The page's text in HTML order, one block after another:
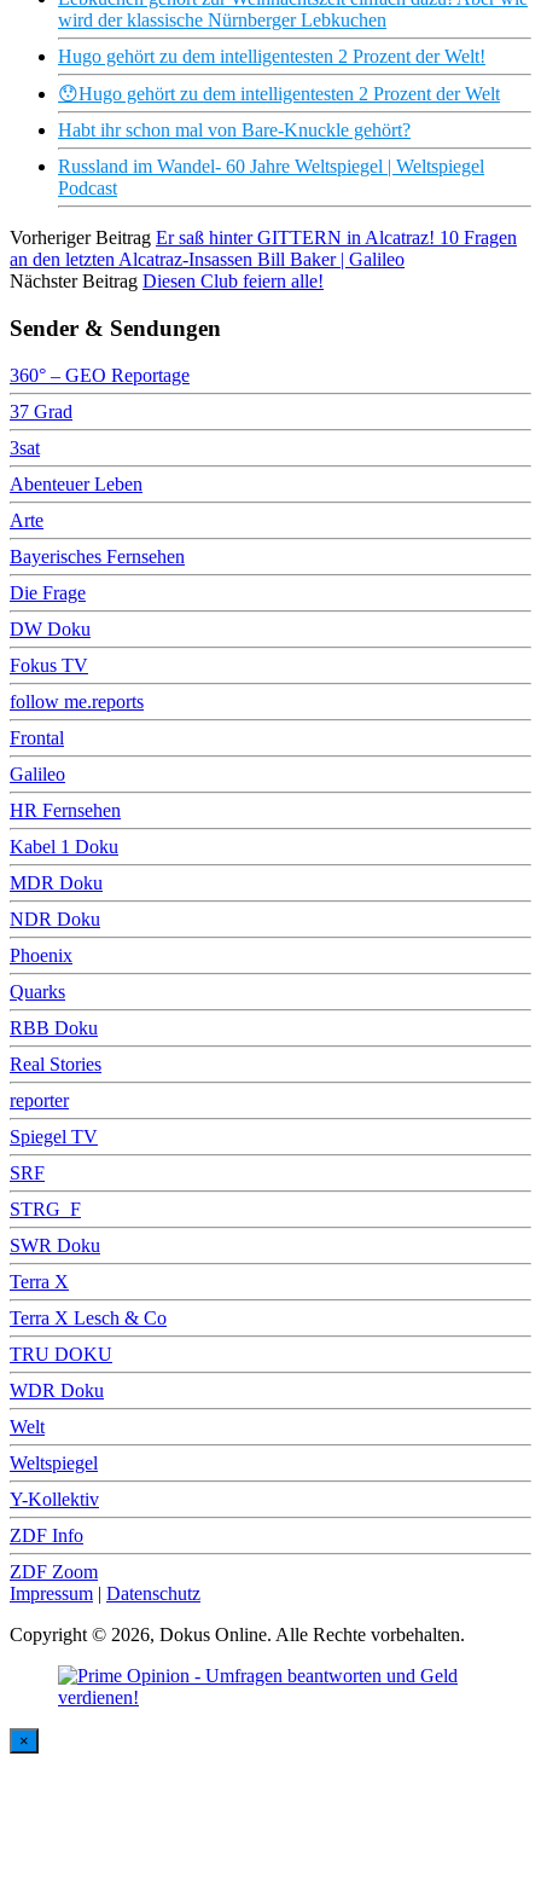
wird der klassische Nürnberger Lebkuchen
Hugo gehört zu dem intelligentesten 2 Prozent der Welt!
😯Hugo gehört zu dem intelligentesten 2 Prozent der Welt
Habt ihr schon mal von Bare-Knuckle gehört?
Russland im Wandel- 60 Jahre Weltspiegel | Weltspiegel
Podcast
Vorheriger Beitrag Er saß hinter GITTERN in Alcatraz! 10 Fragen
an den letzten Alcatraz-Insassen Bill Baker | Galileo
Nächster Beitrag Diesen Club feiern alle!
Sender & Sendungen
360° – GEO Reportage
37 Grad
3sat
Abenteuer Leben
Arte
Bayerisches Fernsehen
Die Frage
DW Doku
Fokus TV
follow me.reports
Frontal
Galileo
HR Fernsehen
Kabel 1 Doku
MDR Doku
NDR Doku
Phoenix
Quarks
RBB Doku
Real Stories
reporter
Spiegel TV
SRF
STRG_F
SWR Doku
Terra X
Terra X Lesch & Co
TRU DOKU
WDR Doku
Welt
Weltspiegel
Y-Kollektiv
ZDF Info
ZDF Zoom
Impressum | Datenschutz
Copyright © 2026, Dokus Online. Alle Rechte vorbehalten.
×